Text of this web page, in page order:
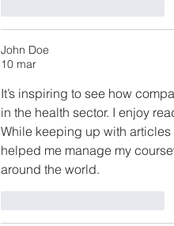
John Doe
10 mar
It’s inspiring to see how
in the health sector. I enjoy
While keeping up with
helped me manage my
around the world.